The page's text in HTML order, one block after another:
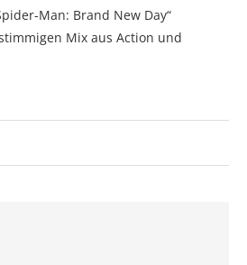
Man: Brand New Day“
Mix aus Action und